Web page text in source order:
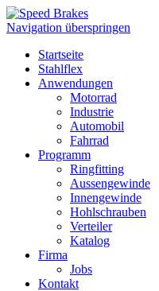
Navigation überspringen
Startseite
Stahlflex
Anwendungen
Motorrad
Industrie
Automobil
Fahrrad
Programm
Ringfitting
Aussengewinde
Innengewinde
Hohlschrauben
Verteiler
Katalog
Firma
Jobs
Kontakt